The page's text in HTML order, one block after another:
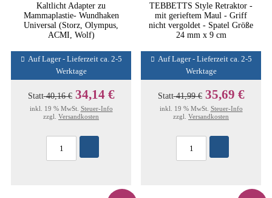
Kaltlicht Adapter zu
Mammaplastie- Wundhaken
Universal (Storz, Olympus,
ACMI, Wolf)
Auf Lager - Lieferzeit ca. 2-5
Werktage
Statt40,16 € 34,14 €
inkl. 19 % MwSt. Steuer-Info
zzgl. Versandkosten
TEBBETTS Style Retraktor -
mit gerieftem Maul - Griff
nicht vergoldet - Spatel Größe
24 mm x 9 cm
Auf Lager - Lieferzeit ca. 2-5
Werktage
Statt41,99 € 35,69 €
inkl. 19 % MwSt. Steuer-Info
zzgl. Versandkosten